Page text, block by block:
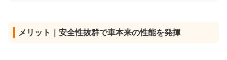
メリット｜安全性抜群で車本来の性能を発揮